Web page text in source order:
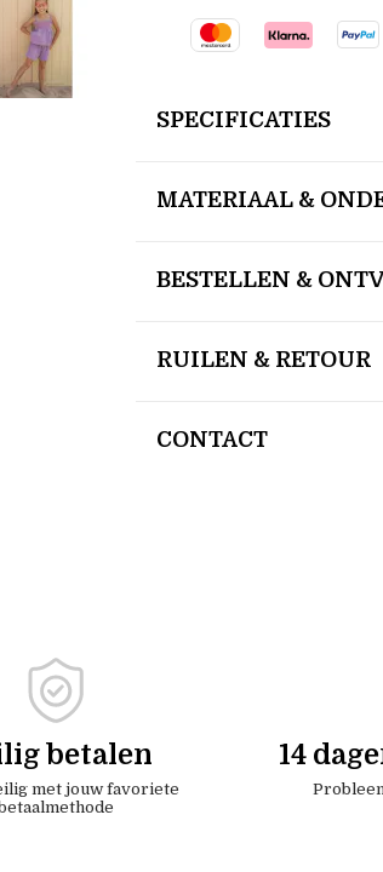
SPECIFICATIES
MATERIAAL &
BESTELLEN &
RUILEN & RETOUR
CONTACT
betalen
met jouw favoriete
14